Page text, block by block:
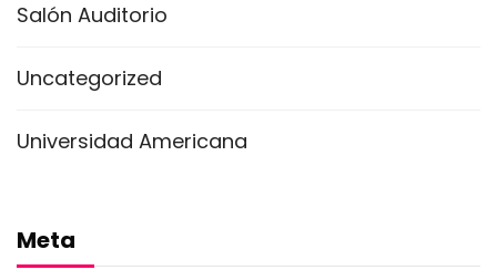
Salón Auditorio
Uncategorized
Universidad Americana
Meta